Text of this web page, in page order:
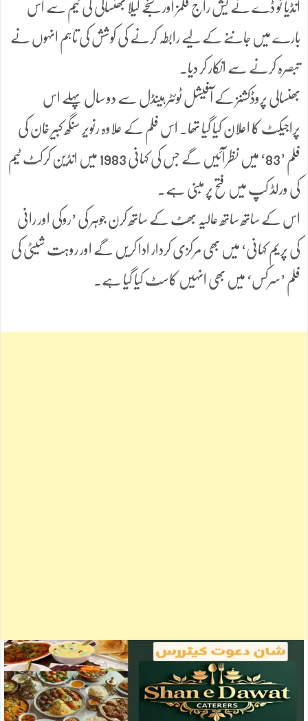
انڈیا ٹو ڈے نے یش راج فلمز اور سنجے لیلا بھنسالی کی ٹیم سے اس
بارے میں جاننے کے لیے رابطہ کرنے کی کوشش کی تاہم انہوں نے
تبصرہ کرنے سے انکار کر دیا۔
بھنسالی پروڈکشنز کے آفیشل ٹوئٹر ہینڈل سے دو سال پہلے اس
پراجیکٹ کا اعلان کیا گیا تھا۔ اس فلم کے علاوہ رنویر سنگھ کبیر خان کی
فلم ’83‘ میں نظر آئیں گے جس کی کہانی 1983 میں انڈین کرکٹ ٹیم
کی ورلڈ کپ میں فتح پر مبنی ہے۔
اس کے ساتھ ساتھ عالیہ بھٹ کے ساتھ کرن جوہر کی ’روکی اور رانی
کی پریم کہانی‘ میں بھی مرکزی کردار ادا کریں گے اور روہت شیٹی کی
فلم ’سرکس‘ میں بھی انہیں کاسٹ کیا گیا ہے۔